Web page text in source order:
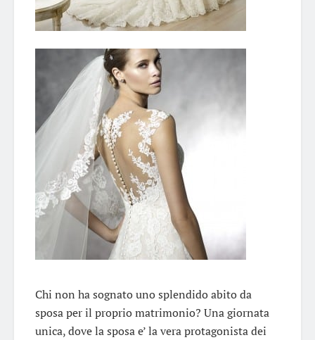
Chi non ha sognato uno splendido abito da
sposa per il proprio matrimonio? Una giornata
unica, dove la sposa e’ la vera protagonista dei